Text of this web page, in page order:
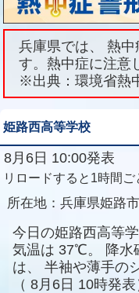
兵庫県では、 熱
す。熱中症に注意
※出典：環境省熱
姫路西高等学校
8月6日 10:00発表
リロードすると1時間ご
所在地： 兵庫県姫路
今日の姫路西高等
気温は 37℃。 降水
は、
半袖や薄手の
（ 8月6日 10時発表